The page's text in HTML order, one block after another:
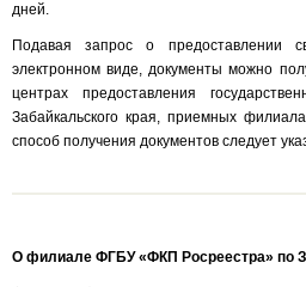
дней.
Подавая запрос о
электронном виде, документы можно
центрах предоставления
Забайкальского края, приемных
способ получения документов следует
О филиале ФГБУ «ФКП Росреестра» по